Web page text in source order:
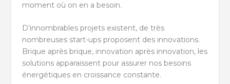
moment où on en a besoin.
D’innombrables projets existent, de très
nombreuses start-ups proposent des innovations.
Brique après brique, innovation après innovation, les
solutions apparaissent pour assurer nos besoins
énergétiques en croissance constante.